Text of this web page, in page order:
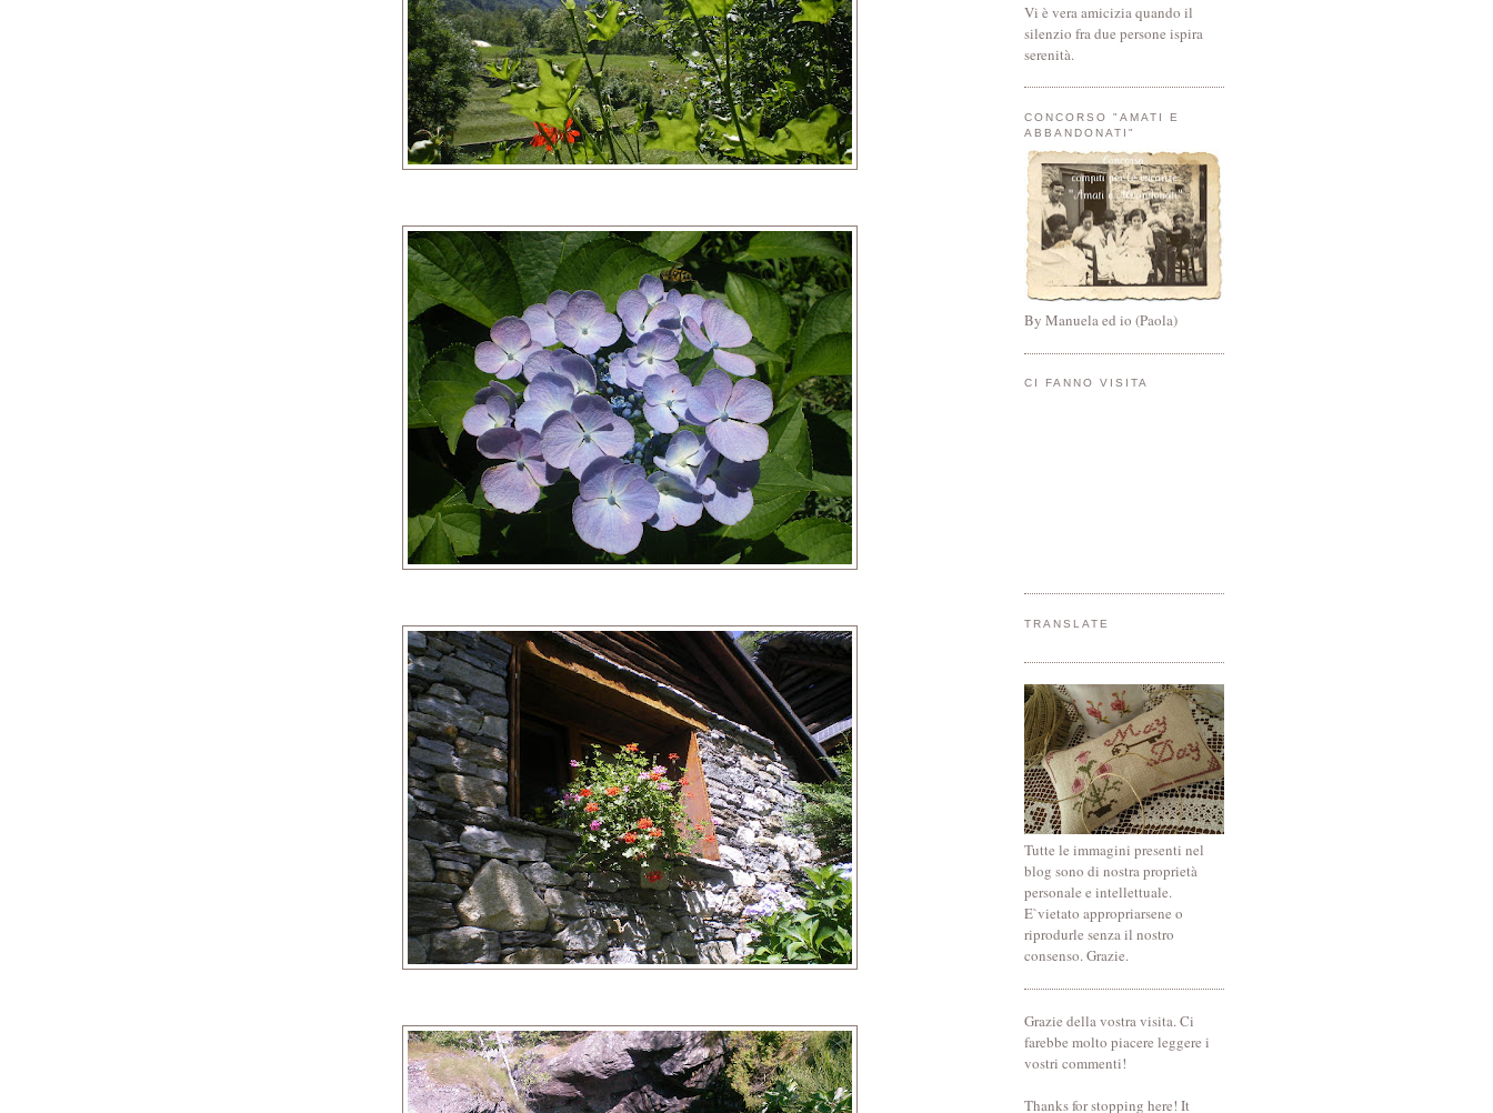
Vi è vera amicizia quando il
silenzio fra due persone ispira
serenità.
CONCORSO "AMATI E
ABBANDONATI"
By Manuela ed io (Paola)
CI FANNO VISITA
TRANSLATE
Tutte le immagini presenti nel
blog sono di nostra proprietà
personale e intellettuale.
E`vietato appropriarsene o
riprodurle senza il nostro
consenso. Grazie.
Grazie della vostra visita. Ci
farebbe molto piacere leggere i
vostri commenti!
Thanks for stopping here! It